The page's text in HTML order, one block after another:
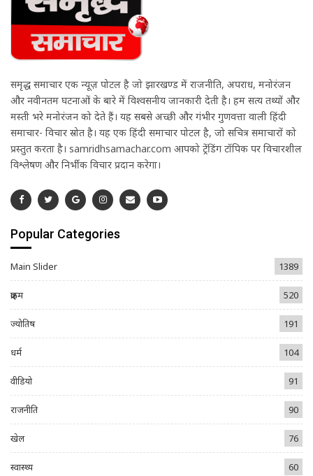
समृद्ध समाचार एक न्यूज़ पोर्टल है जो झारखण्ड में राजनीति, अपराध, मनोरंजन
और नवीनतम घटनाओं के बारे में विश्वसनीय जानकारी देती है। हम सत्य तथ्यों और
मस्ती भरे मनोरंजन को देते हैं। यह सबसे अच्छी और गंभीर गुणवत्ता वाली हिंदी
समाचार- विचार स्रोत है। यह एक हिंदी समाचार पोर्टल है, जो सचित्र समाचारों को
प्रस्तुत करता है। samridhsamachar.com आपको ट्रेंडिंग टॉपिक पर विचारशील
विश्लेषण और निर्भीक विचार प्रदान करेगा।
Popular Categories
Main Slider 1389
क्राइम 520
ज्योतिष 191
धर्म 104
वीडियो 91
राजनीति 90
खेल 76
स्वास्थ्य 60